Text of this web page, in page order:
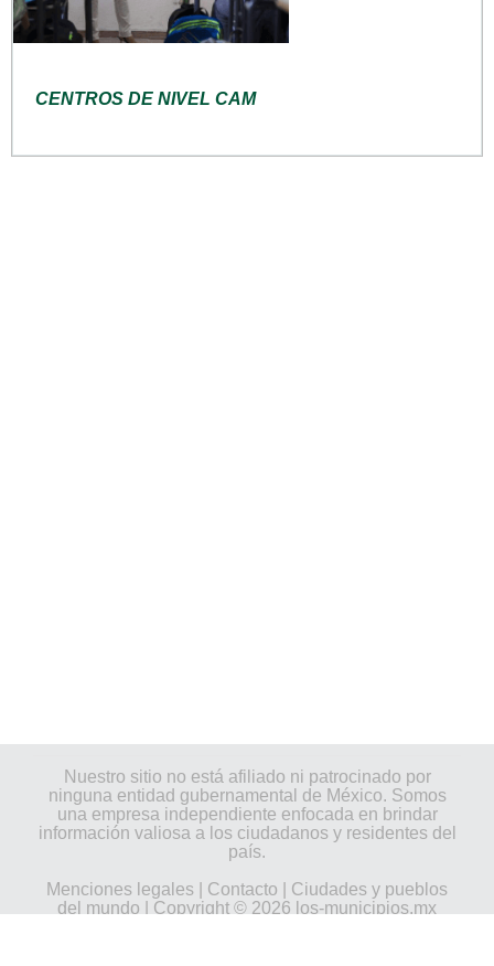
CENTROS DE NIVEL CAM
Nuestro sitio no está afiliado ni patrocinado por
ninguna entidad gubernamental de México. Somos
una empresa independiente enfocada en brindar
información valiosa a los ciudadanos y residentes del
país.
Menciones legales
Contacto
Ciudades y pueblos
del mundo | Copyright © 2026 los-municipios.mx